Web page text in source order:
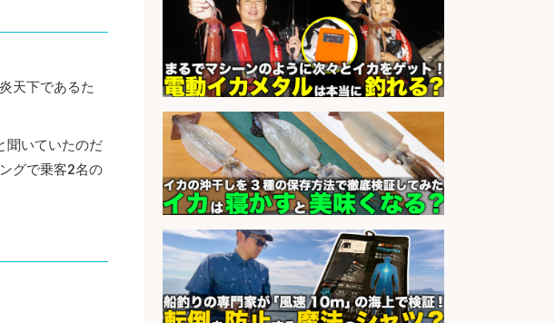
天下であるた
聞いていたのだ
グで乗客2名の
営業事務/「大津市」釣り具メーカ
ーの物流事務・営業アシスタント/
小野駅から徒歩6分/「時給1,300
円」/大型連休あり×残業なし×土日
祝休み/滋賀県
会社名 株式会社ホットスタッフ滋賀
sponsored by 求人ボックス
精肉・青果・鮮魚販売/お魚のカッ
トや商品の陳列スタッフ 志布志市/
未経験歓迎×残業少なめ×車通勤OK/
鹿児島県/志布志市
会社名 株式会社ホットスタッフ鹿児島